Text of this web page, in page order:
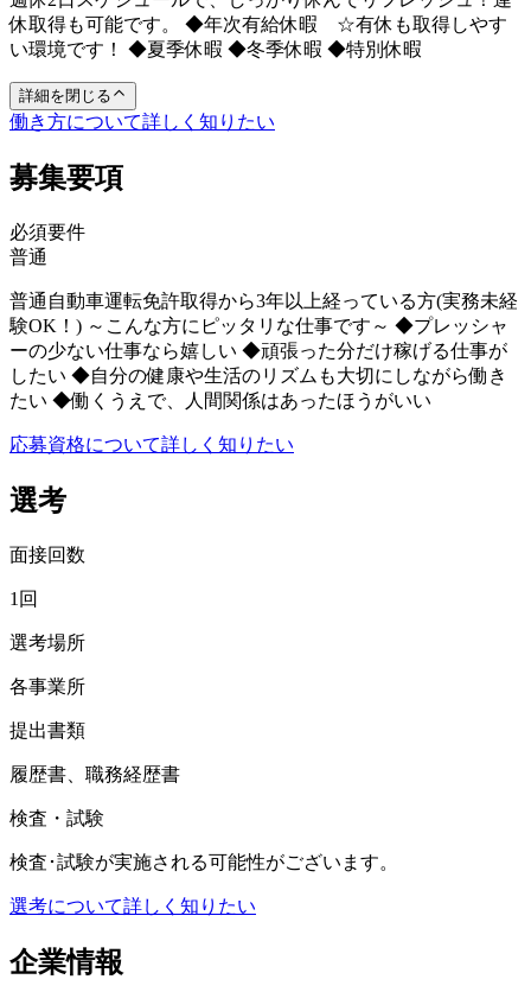
休取得も可能です。 ◆年次有給休暇 ☆有休も取得しやす
い環境です！ ◆夏季休暇 ◆冬季休暇 ◆特別休暇
詳細を閉じる
働き方について詳しく知りたい
募集要項
必須要件
普通
普通自動車運転免許取得から3年以上経っている方(実務未経
験OK！) ～こんな方にピッタリな仕事です～ ◆プレッシャ
ーの少ない仕事なら嬉しい ◆頑張った分だけ稼げる仕事が
したい ◆自分の健康や生活のリズムも大切にしながら働き
たい ◆働くうえで、人間関係はあったほうがいい
応募資格について詳しく知りたい
選考
面接回数
1回
選考場所
各事業所
提出書類
履歴書、職務経歴書
検査・試験
検査･試験が実施される可能性がございます。
選考について詳しく知りたい
企業情報